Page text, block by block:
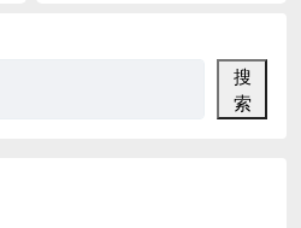
搜
索